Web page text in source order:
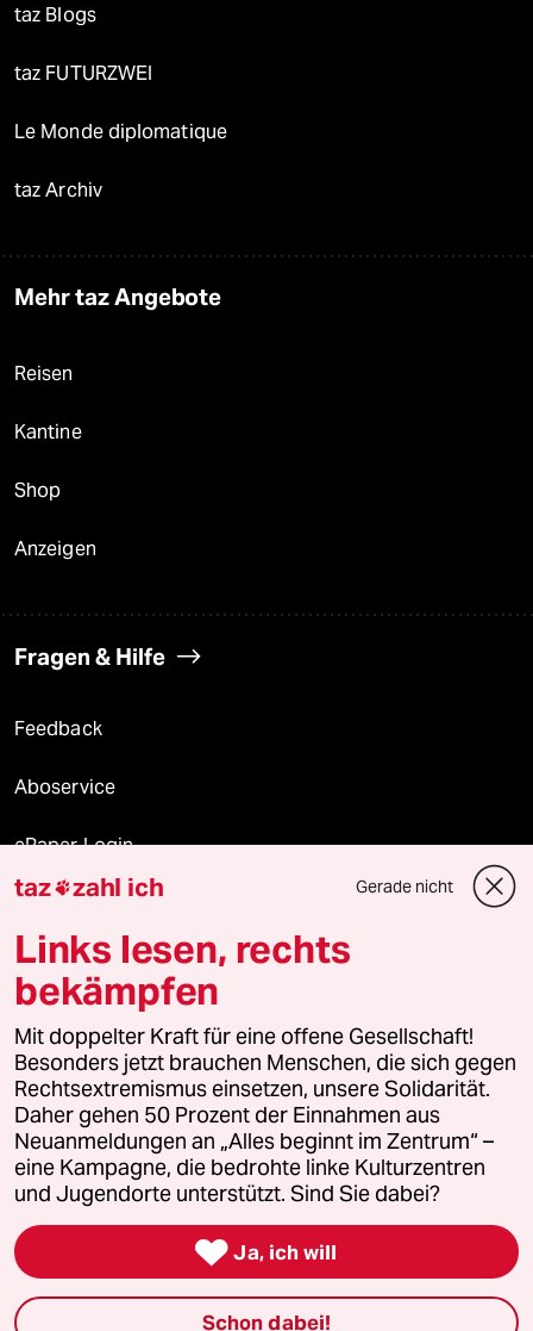
taz Blogs
taz FUTURZWEI
Le Monde diplomatique
taz Archiv
Mehr taz Angebote
Reisen
Kantine
Shop
Anzeigen
Fragen & Hilfe
Feedback
Aboservice
ePaper Login
Downloads für Abonnierende
© 2026 taz Verlags und Vertriebs GmbH
Alle Rechte vorbehalten. Bei rechtlichen Fragen oder für Genehmigungen
wenden Sie sich bitte an
lizenzen@taz.de
Feedback Redaktionsstatut Kommune-Richtlinien
Leitlinie Informant Datenschutz Impressum AGB
Seitenwende Einwilligungen widerrufen (Ads)
taz zahl ich Gerade nicht
Links lesen, rechts
bekämpfen
Mit doppelter Kraft für eine offene Gesellschaft!
Besonders jetzt brauchen Menschen, die sich gegen
Rechtsextremismus einsetzen, unsere Solidarität.
Daher gehen 50 Prozent der Einnahmen aus
Neuanmeldungen an „Alles beginnt im Zentrum“ –
eine Kampagne, die bedrohte linke Kulturzentren
und Jugendorte unterstützt. Sind Sie dabei?
 Ja, ich will
Schon dabei!